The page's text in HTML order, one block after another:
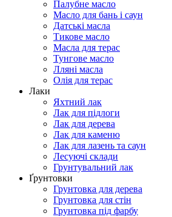
Палубне масло
Масло для бань і саун
Датські масла
Тикове масло
Масла для терас
Тунгове масло
Лляні масла
Олія для терас
Лаки
Яхтний лак
Лак для підлоги
Лак для дерева
Лак для каменю
Лак для лазень та саун
Лесуючі склади
Грунтувальний лак
Ґрунтовки
Грунтовка для дерева
Грунтовка для стін
Грунтовка під фарбу